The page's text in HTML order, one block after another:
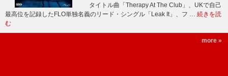
タイトル曲「Therapy At The Club」、UKで自己
最高位を記録したFLO単独名義のリード・シングル「Leak It」、フ … 続きを読
む
more »